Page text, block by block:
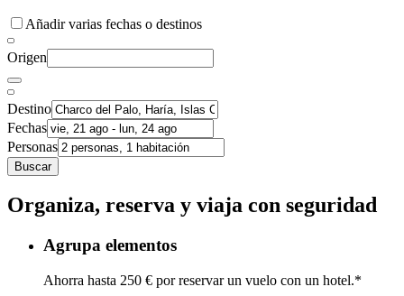
Añadir varias fechas o destinos
Origen
Destino
Fechas
Personas
Buscar
Organiza, reserva y viaja con seguridad
Agrupa elementos
Ahorra hasta 250 € por reservar un vuelo con un hotel.*